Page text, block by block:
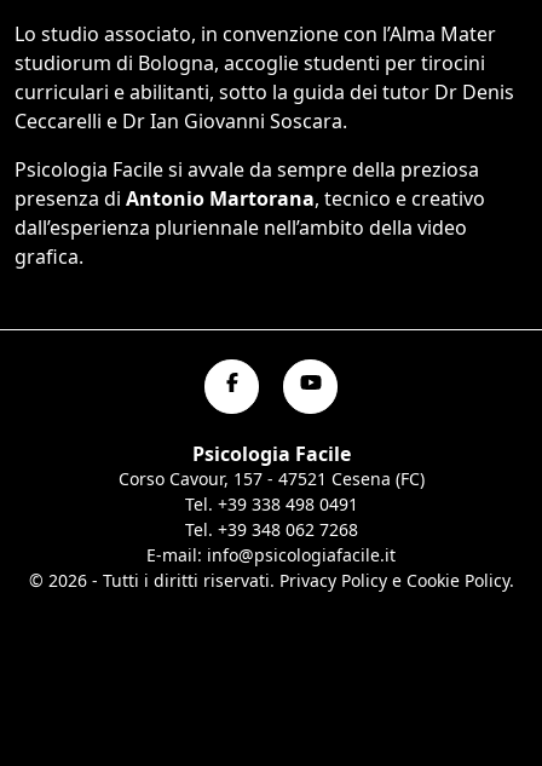
Lo studio associato, in convenzione con l’Alma Mater
studiorum di Bologna, accoglie studenti per tirocini
curriculari e abilitanti, sotto la guida dei tutor Dr Denis
Ceccarelli e Dr Ian Giovanni Soscara.
Psicologia Facile si avvale da sempre della preziosa
presenza di Antonio Martorana, tecnico e creativo
dall’esperienza pluriennale nell’ambito della video
grafica.
Psicologia Facile
Corso Cavour, 157 - 47521 Cesena (FC)
Tel. +39 338 498 0491
Tel. +39 348 062 7268
E-mail: info@psicologiafacile.it
© 2026 - Tutti i diritti riservati. Privacy Policy e Cookie Policy.